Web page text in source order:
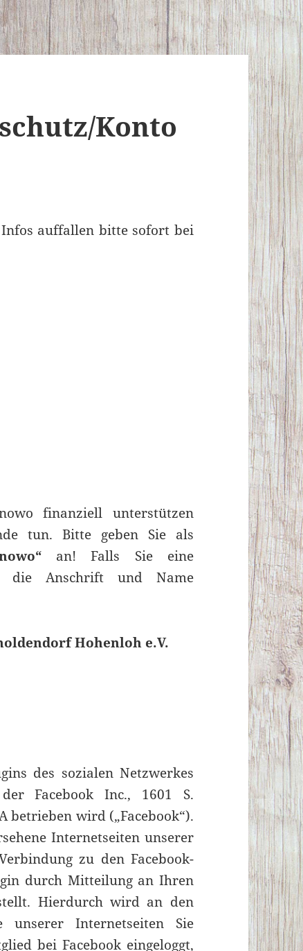
Konto
auffallen bitte sofort bei
finanziell unterstützen
tun. Bitte geben Sie als
an! Falls Sie eine
die Anschrift und Name
Hohenloh e.V.
des sozialen Netzwerkes
Facebook Inc., 1601 S.
betrieben wird („Facebook“).
Internetseiten unserer
zu den Facebook-
durch Mitteilung an Ihren
Hierdurch wird an den
unserer Internetseiten Sie
bei Facebook eingeloggt,